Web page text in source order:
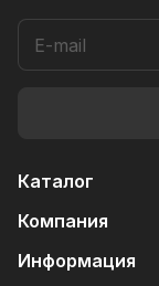
Каталог
Компания
Информация